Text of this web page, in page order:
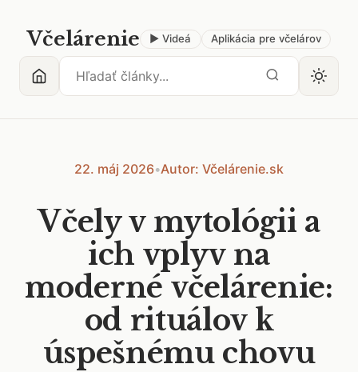
Včelárenie ▶ Videá Aplikácia pre včelárov
22. máj 2026•Autor: Včelárenie.sk
Včely v mytológii a
ich vplyv na
moderné včelárenie:
od rituálov k
úspešnému chovu